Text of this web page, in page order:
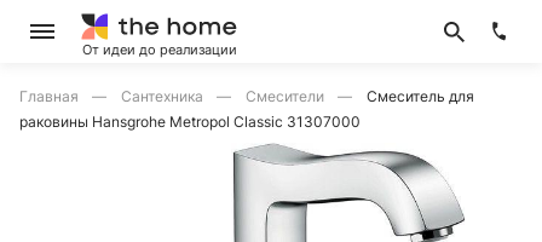
От идеи до реализации
Главная Сантехника Смесители
Смеситель для
раковины Hansgrohe Metropol Classic 31307000